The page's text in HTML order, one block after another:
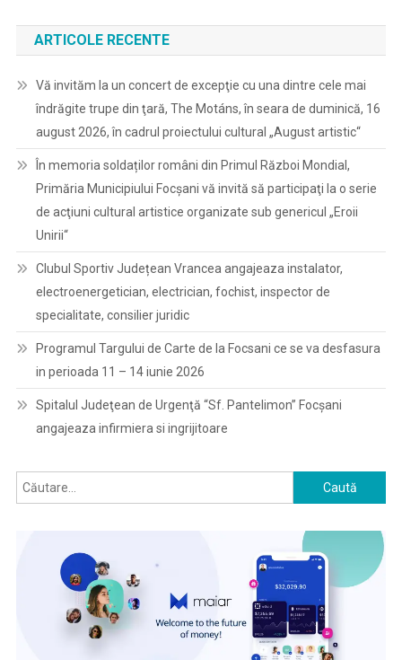
ARTICOLE RECENTE
Vă invităm la un concert de excepţie cu una dintre cele mai
îndrăgite trupe din ţară, The Motáns, în seara de duminică, 16
august 2026, în cadrul proiectului cultural „August artistic“
În memoria soldaților români din Primul Război Mondial,
Primăria Municipiului Focșani vă invită să participaţi la o serie
de acţiuni cultural artistice organizate sub genericul „Eroii
Unirii“
Clubul Sportiv Județean Vrancea angajeaza instalator,
electroenergetician, electrician, fochist, inspector de
specialitate, consilier juridic
Programul Targului de Carte de la Focsani ce se va desfasura
in perioada 11 – 14 iunie 2026
Spitalul Judeţean de Urgenţă “Sf. Pantelimon” Focşani
angajeaza infirmiera si ingrijitoare
Caută
după: